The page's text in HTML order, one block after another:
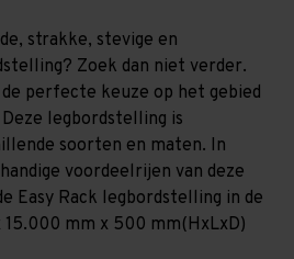
strakke, stevige en
Zoek dan niet verder.
perfecte keuze op het gebied
legbordstelling is
soorten en maten. In
voordeelrijen van deze
Easy Rack legbordstelling in de
mm x 500 mm(HxLxD)